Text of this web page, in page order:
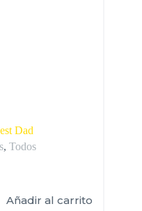
Dad
, Todos
Añadir al carrito